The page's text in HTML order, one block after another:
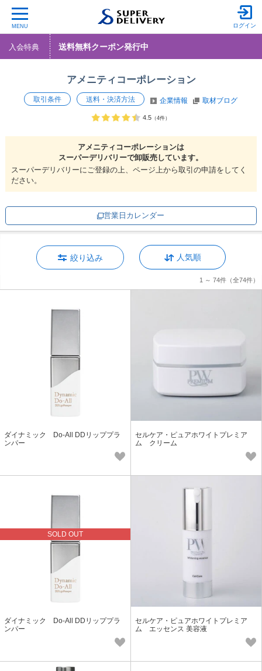
MENU ログイン
入会特典 送料無料クーポン発行中
アメニティコーポレーション
取引条件 送料・決済方法 企業情報 取材ブログ
4.5（4件）
アメニティコーポレーションは
スーパーデリバリーで卸販売しています。
スーパーデリバリーにご登録の上、ページ上から取引の申請をしてく
ださい。
営業日カレンダー
絞り込み 人気順
1 ～ 74件 （全74件）
ダイナミック Do-All DDリッププラ
ンパー
セルケア・ピュアホワイトプレミア
ム クリーム
SOLD OUT
ダイナミック Do-All DDリッププラ
ンパー
セルケア・ピュアホワイトプレミア
ム エッセンス 美容液